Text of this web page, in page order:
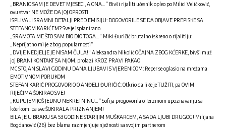
„BRANIO SAM JE DEVET MJESECI, A ONA…“ Bivši rijaliti učesnik opleo po Milici Veličković,
ovu stvar NE MOŽE DA JOJ OPROSTI
ISPLIVALI SRAMNI DETALJI PRED EMISIJU: DOGOVORILE SE DA OBJAVE PREPISKE SA
STEFANOM KARIĆEM? Sve je isplanirano
„SRAMOTA ME ŠTO SAM BIO DIO TOGA…“ Miki Đuričić brutalno iskreno o rijalitiju:
„Neprijatno mi je zbog popularnosti“
„DVIJE NEDJELJE JE NISAM ČULA!“ Aleksandra Nikolić OČAJNA ZBOG KĆERKE, bivši muž
joj BRANI KONTAKT SA NJOM, prolazi KROZ PRAVI PAKAO
MC STOJAN SLAVI GODINU DANA LJUBAVI S VJERENICOM: Reper se oglasio na mrežama
EMOTIVNOM PORUKOM
STEFAN KARIĆ PROGOVORIO O ANĐELI ĐURIČIĆ: Otkrio da li će je TUŽITI, pa OVIM
RIJEČIMA ŠOKIRAO SVE!
„KUPUJEM JOŠ JEDNU NEKRETNINU…“ Sofija progovorila o Terzinom upoznavanju sa
kćerkom, pa sve ŠOKIRALA PRIZNANJEM!
BILA JE U BRAKU SA 53 GODINE STARIJIM MUŠKARCEM, A SADA LJUBI DRUGOG! Milijana
Bogdanović (26) bez blama razmjenjuje nježnosti sa svojim partnerom